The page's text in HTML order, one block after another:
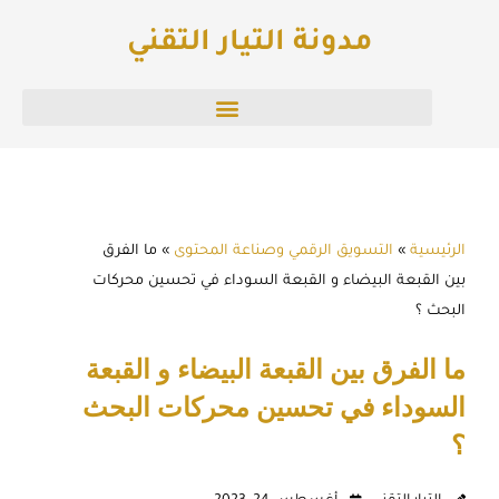
مدونة التيار التقني
الرئيسية » التسويق الرقمي وصناعة المحتوى » ما الفرق
بين القبعة البيضاء و القبعة السوداء في تحسين محركات
البحث ؟
ما الفرق بين القبعة البيضاء و القبعة
السوداء في تحسين محركات البحث
؟